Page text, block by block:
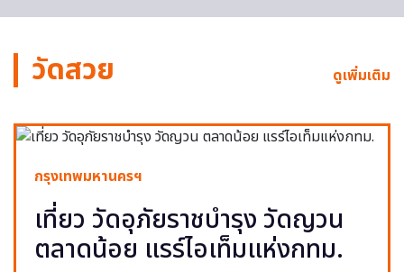
วัดสวย ดูเพิ่มเติม
กรุงเทพมหานครฯ
เที่ยว วัดอุภัยราชบำรุง วัดญวน
ตลาดน้อย แรร์ไอเท็มแห่งกทม.